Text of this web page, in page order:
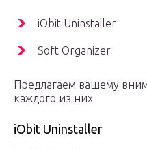
iObit Uninstaller
Soft Organizer
Предлагаем вашему
каждого из них
iObit Uninstaller